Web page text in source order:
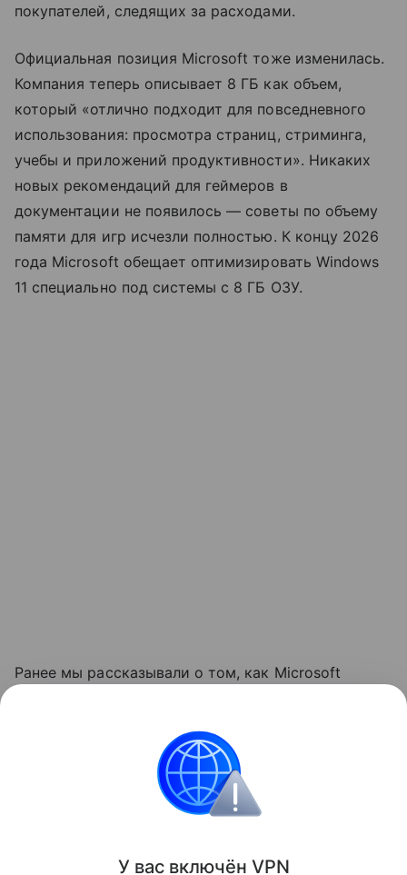
покупателей, следящих за расходами.
Официальная позиция Microsoft тоже изменилась.
Компания теперь описывает 8 ГБ как объем,
который «отлично подходит для повседневного
использования: просмотра страниц, стриминга,
учебы и приложений продуктивности». Никаких
новых рекомендаций для геймеров в
документации не появилось — советы по объему
памяти для игр исчезли полностью. К концу 2026
года Microsoft обещает оптимизировать Windows
11 специально под системы с 8 ГБ ОЗУ.
Ранее мы рассказывали о том, как Microsoft
минимальную планку до 16 ГБ.
Microsoft
Поделиться
У вас включён VPN